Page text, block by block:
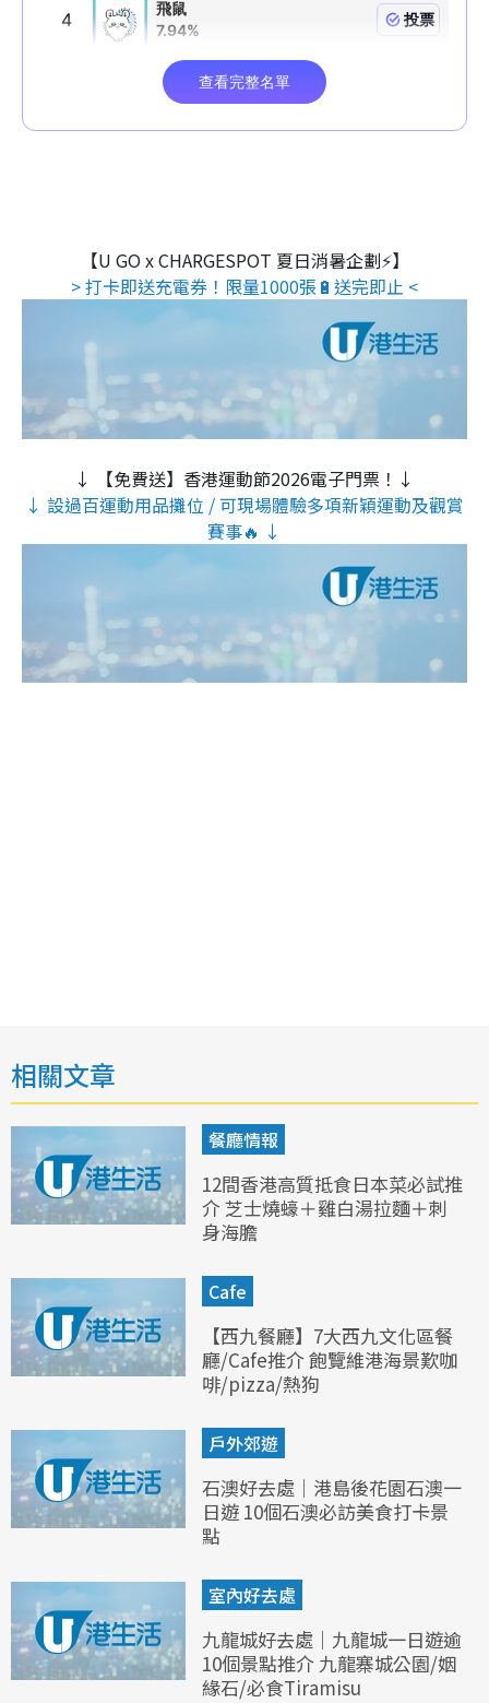
【U GO x CHARGESPOT 夏日消暑企劃⚡】
> 打卡即送充電券！限量1000張🔋送完即止 <
↓ 【免費送】香港運動節2026電子門票！↓
↓ 設過百運動用品攤位 / 可現場體驗多項新穎運動及觀賞
賽事🔥 ↓
相關文章
餐廳情報
12間香港高質抵食日本菜必試推
介 芝士燒蠔＋雞白湯拉麵＋刺
身海膽
Cafe
【西九餐廳】7大西九文化區餐
廳/Cafe推介 飽覽維港海景歎咖
啡/pizza/熱狗
戶外郊遊
石澳好去處｜港島後花園石澳一
日遊 10個石澳必訪美食打卡景
點
室內好去處
九龍城好去處｜九龍城一日遊逾
10個景點推介 九龍寨城公園/姻
緣石/必食Tiramisu